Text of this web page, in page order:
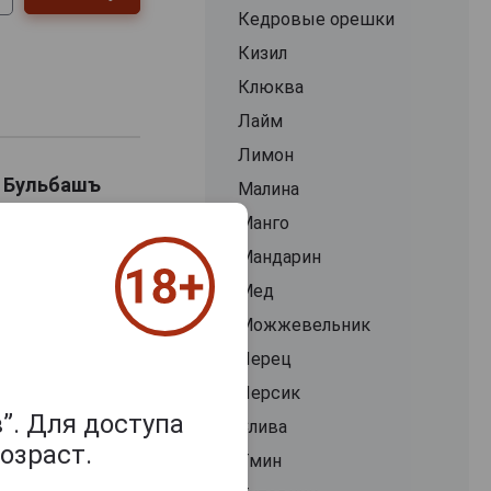
Бульбашъ
Кедровые орешки
Кизил
Клюква
Лайм
Лимон
Малина
Манго
Мандарин
Мед
Можжевельник
Перец
Персик
Слива
Тмин
Для доступа